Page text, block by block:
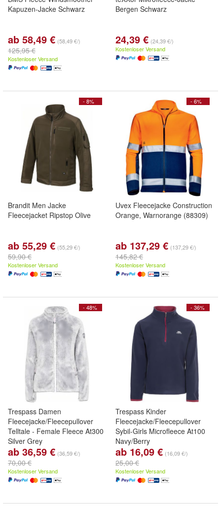
Kapuzen-Jacke Schwarz
ab 58,49 € (58,49 €/)
125,95 €
Kostenloser Versand
Bergen Schwarz
24,39 € (24,39 €/)
Kostenloser Versand
- 8%
Brandit Men Jacke
Fleecejacket Ripstop Olive
ab 55,29 € (55,29 €/)
59,90 €
Kostenloser Versand
- 6%
Uvex Fleecejacke Construction
Orange, Warnorange (88309)
ab 137,29 € (137,29 €/)
145,82 €
Kostenloser Versand
- 48%
Trespass Damen
Fleecejacke/Fleecepullover
Telltale - Female Fleece At300
Silver Grey
ab 36,59 € (36,59 €/)
70,00 €
Kostenloser Versand
- 36%
Trespass Kinder
Fleecejacke/Fleecepullover
Sybil-Girls Microfleece At100
Navy/Berry
ab 16,09 € (16,09 €/)
25,00 €
Kostenloser Versand